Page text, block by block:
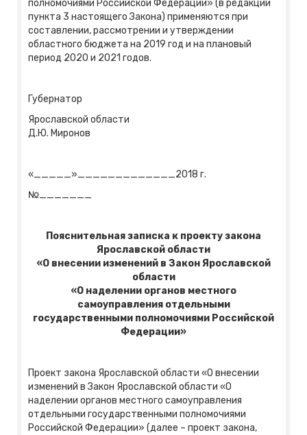
полномочиями Российской Федерации» (в редакции
пункта 3 настоящего Закона) применяются при
составлении, рассмотрении и утверждении
областного бюджета на 2019 год и на плановый
период 2020 и 2021 годов.
Губернатор
Ярославской области
Д.Ю. Миронов
«_____»_____________2018 г.
№_______
Пояснительная записка к проекту закона
Ярославской области
«О внесении изменений в Закон Ярославской
области
«О наделении органов местного
самоуправления отдельными
государственными полномочиями Российской
Федерации»
Проект закона Ярославской области «О внесении
изменений в Закон Ярославской области «О
наделении органов местного самоуправления
отдельными государственными полномочиями
Российской Федерации» (далее – проект закона,